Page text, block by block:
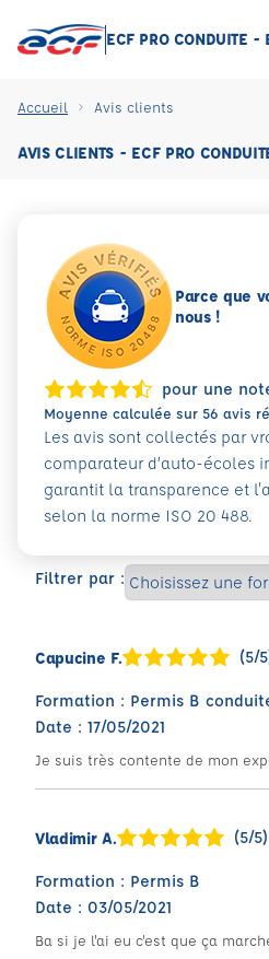
ECF PRO CONDUITE -
Accueil Avis clients
AVIS CLIENTS - ECF PRO
Filtrer par :
Capucine F. (5/
Formation : Permis B
Date : 17/05/2021
Je suis très contente de mon
Vladimir A. (5/5)
Formation : Permis B
Date : 03/05/2021
Ba si je l'ai eu c'est que ça
Parce que
nous !
pour une
Moyenne calculée sur 56 avis
Les avis sont collectés par
comparateur d’auto-écoles
garantit la transparence et
selon la norme ISO 20 488.